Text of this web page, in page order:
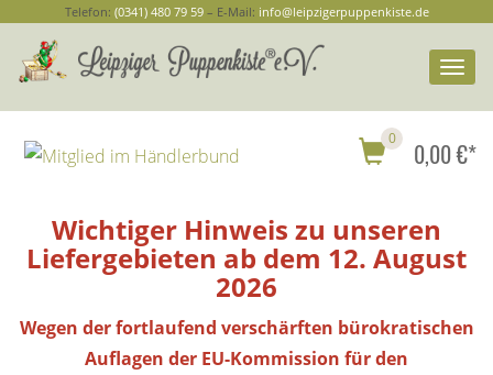
Telefon: (0341) 480 79 59– E-Mail: info@leipzigerpuppenkiste.de
0 0,00 €*
Wichtiger Hinweis zu unseren
Liefergebieten ab dem 12. August
2026
Wegen der fortlaufend verschärften bürokratischen
Auflagen der EU-Kommission für den